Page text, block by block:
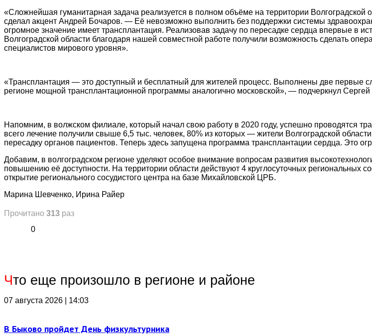
«Сложнейшая гуманитарная задача реализуется в полном объёме на территории
сделал акцент Андрей Бочаров. — Её невозможно выполнить без поддержки системы
огромное значение имеет трансплантация. Реализовав задачу по пересадке сердца впервые в
Волгоградской области благодаря нашей совместной работе получили возможность сделать
специалистов мирового уровня».
«Трансплантация — это доступный и бесплатный для жителей процесс. Выполнены две первые
регионе мощной трансплантационной программы аналогично московской», — подчеркнул Сергей
Напомним, в волжском филиале, который начал свою работу в 2020 году, успешно проводятся
всего лечение получили свыше 6,5 тыс. человек, 80% из которых — жители Волгоградской
пересадку органов пациентов. Теперь здесь запущена программа трансплантации сердца. Это
Добавим, в волгоградском регионе уделяют особое внимание вопросам развития
повышению её доступности. На территории области действуют 4 круглосуточных региональных
открытие регионального сосудистого центра на базе Михайловской ЦРБ.
Марина Шевченко, Ирина Райер
Прочитано 313 раз
0
Что еще произошло в регионе и районе
07 августа 2026 | 14:03
В Быково пройдет День физкультурника